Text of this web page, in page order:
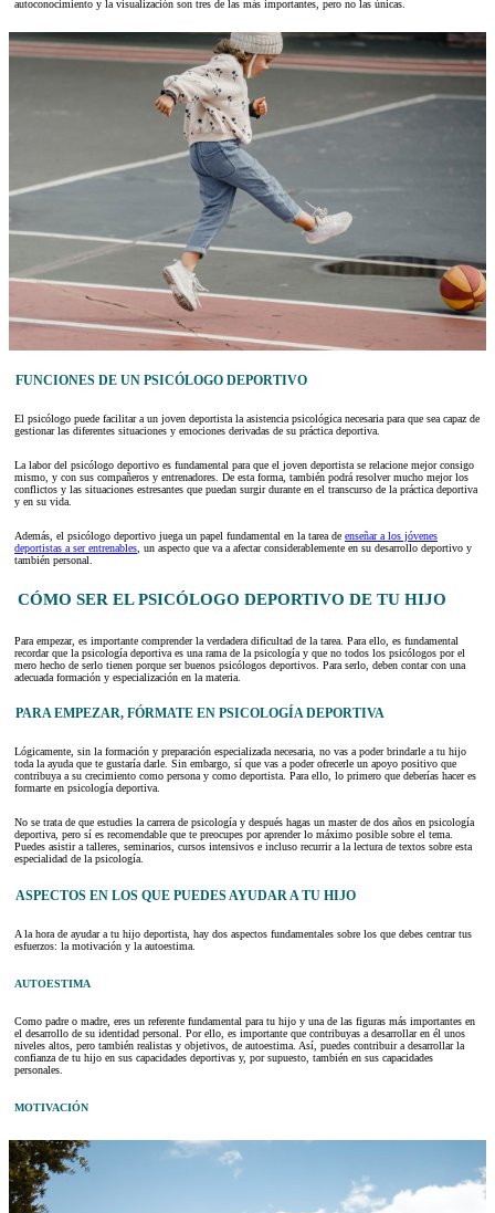
autoconocimiento y la visualización son tres de las más importantes, pero no las únicas.
FUNCIONES DE UN PSICÓLOGO DEPORTIVO
El psicólogo puede facilitar a un joven deportista la asistencia psicológica necesaria para que sea capaz de
gestionar las diferentes situaciones y emociones derivadas de su práctica deportiva.
La labor del psicólogo deportivo es fundamental para que el joven deportista se relacione mejor consigo
mismo, y con sus compañeros y entrenadores. De esta forma, también podrá resolver mucho mejor los
conflictos y las situaciones estresantes que puedan surgir durante en el transcurso de la práctica deportiva
y en su vida.
Además, el psicólogo deportivo juega un papel fundamental en la tarea de enseñar a los jóvenes
deportistas a ser entrenables , un aspecto que va a afectar considerablemente en su desarrollo deportivo y
también personal.
CÓMO SER EL PSICÓLOGO DEPORTIVO DE TU HIJO
Para empezar, es importante comprender la verdadera dificultad de la tarea. Para ello, es fundamental
recordar que la psicología deportiva es una rama de la psicología y que no todos los psicólogos por el
mero hecho de serlo tienen porque ser buenos psicólogos deportivos. Para serlo, deben contar con una
adecuada formación y especialización en la materia.
PARA EMPEZAR, FÓRMATE EN PSICOLOGÍA DEPORTIVA
Lógicamente, sin la formación y preparación especializada necesaria, no vas a poder brindarle a tu hijo
toda la ayuda que te gustaría darle. Sin embargo, sí que vas a poder ofrecerle un apoyo positivo que
contribuya a su crecimiento como persona y como deportista. Para ello, lo primero que deberías hacer es
formarte en psicología deportiva.
No se trata de que estudies la carrera de psicología y después hagas un master de dos años en psicología
deportiva, pero sí es recomendable que te preocupes por aprender lo máximo posible sobre el tema.
Puedes asistir a talleres, seminarios, cursos intensivos e incluso recurrir a la lectura de textos sobre esta
especialidad de la psicología.
ASPECTOS EN LOS QUE PUEDES AYUDAR A TU HIJO
A la hora de ayudar a tu hijo deportista, hay dos aspectos fundamentales sobre los que debes centrar tus
esfuerzos: la motivación y la autoestima.
AUTOESTIMA
Como padre o madre, eres un referente fundamental para tu hijo y una de las figuras más importantes en
el desarrollo de su identidad personal. Por ello, es importante que contribuyas a desarrollar en él unos
niveles altos, pero también realistas y objetivos, de autoestima. Así, puedes contribuir a desarrollar la
confianza de tu hijo en sus capacidades deportivas y, por supuesto, también en sus capacidades
personales.
MOTIVACIÓN